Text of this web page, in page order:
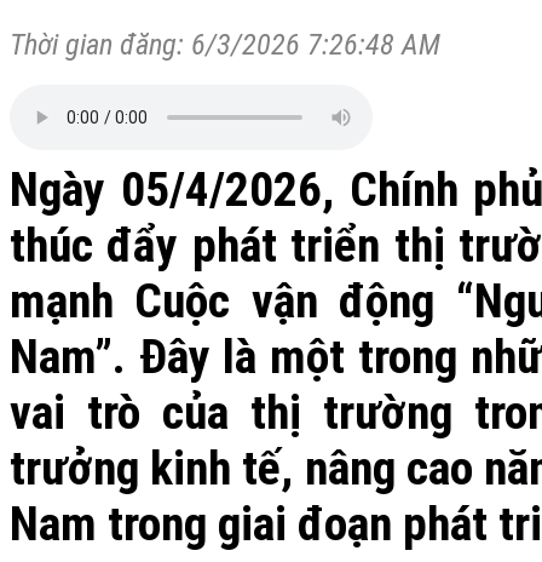
Thời gian đăng: 6/3/2026 7:26:48 AM
Ngày 05/4/2026, Chính
thúc đẩy phát triển thị
mạnh Cuộc vận động
Nam”. Đây là một trong
vai trò của thị trường
trưởng kinh tế, nâng cao
Nam trong giai đoạn phát